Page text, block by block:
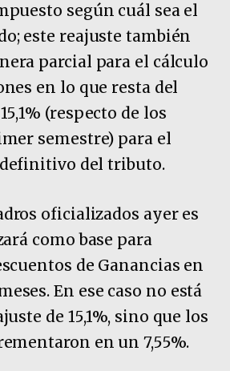
según cuál sea el
este reajuste también
parcial para el cálculo
en lo que resta del
(respecto de los
semestre) para el
del tributo.
oficializados ayer es
como base para
de Ganancias en
En ese caso no está
de 15,1%, sino que los
en un 7,55%.